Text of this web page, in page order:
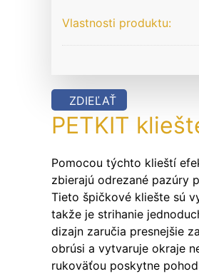
Vlastnosti produktu:
ZDIEĽAŤ
PETKIT
Pomocou týchto klieští
zbierajú odrezané pazúry
Tieto špičkové kliešte sú
takže je strihanie
dizajn zaručia presnejšie
obrúsi a vytvaruje okraje
rukoväťou poskytne